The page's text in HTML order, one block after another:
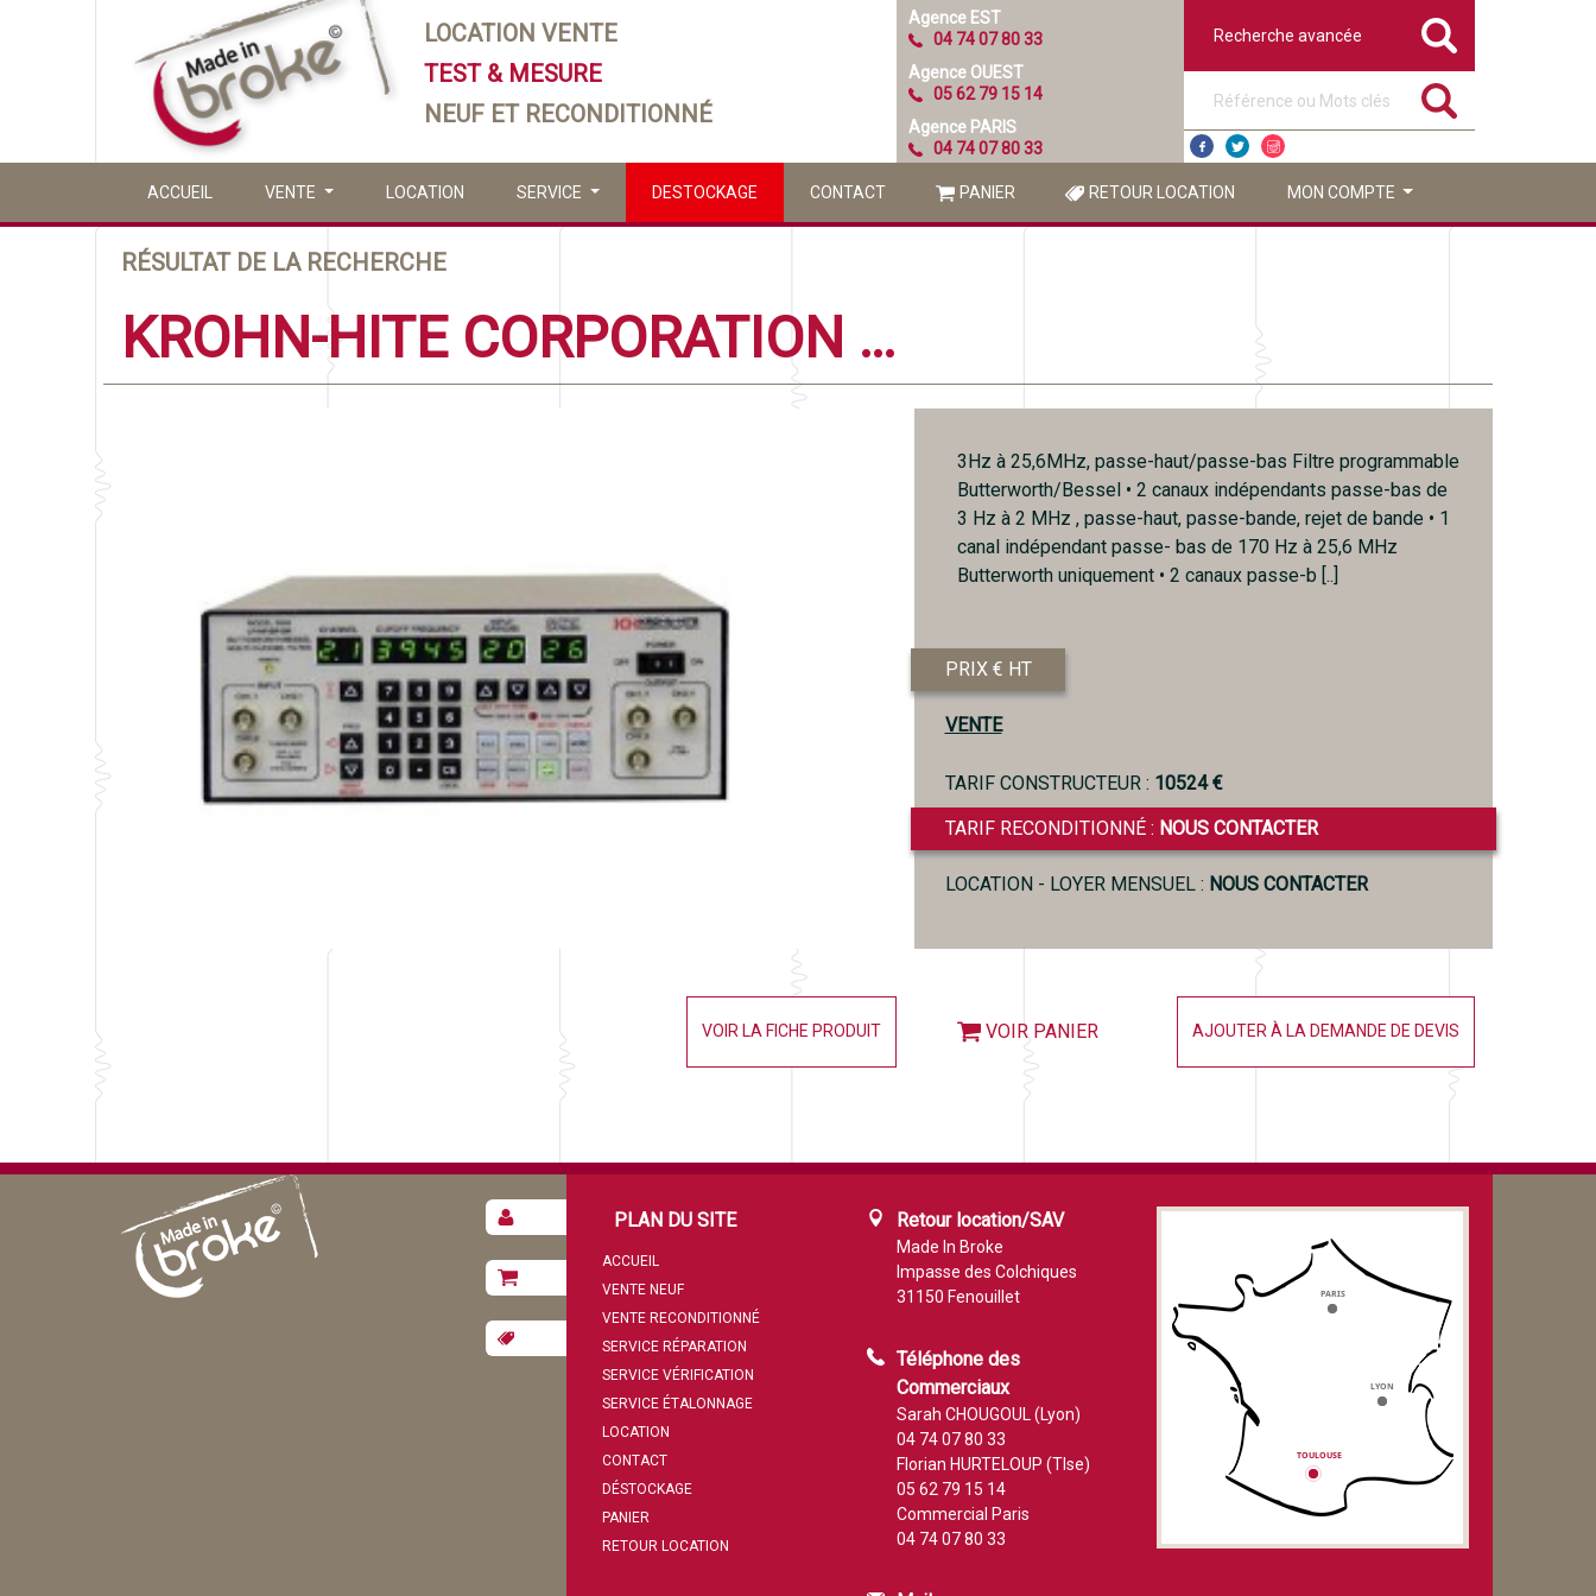
LOCATION VENTE
TEST & MESURE
NEUF ET RECONDITIONNÉ
Agence EST
04 74 07 80 33
Agence OUEST
05 62 79 15 14
Agence PARIS
04 74 07 80 33
Recherche avancée
ACCUEIL VENTE LOCATION SERVICE DESTOCKAGE CONTACT PANIER RETOUR LOCATION MON COMPTE
RÉSULTAT DE LA RECHERCHE
KROHN-HITE CORPORATION 3945
3Hz à 25,6MHz, passe-haut/passe-bas Filtre programmable
Butterworth/Bessel • 2 canaux indépendants passe-bas de
3 Hz à 2 MHz , passe-haut, passe-bande, rejet de bande • 1
canal indépendant passe- bas de 170 Hz à 25,6 MHz
Butterworth uniquement • 2 canaux passe-b [..]
PRIX € HT
VENTE
TARIF CONSTRUCTEUR : 10524 €
TARIF RECONDITIONNÉ : NOUS CONTACTER
LOCATION - LOYER MENSUEL : NOUS CONTACTER
VOIR LA FICHE PRODUIT VOIR PANIER AJOUTER À LA DEMANDE DE DEVIS
PLAN DU SITE
ACCUEIL
VENTE NEUF
VENTE RECONDITIONNÉ
SERVICE RÉPARATION
SERVICE VÉRIFICATION
SERVICE ÉTALONNAGE
LOCATION
CONTACT
DÉSTOCKAGE
PANIER
RETOUR LOCATION
Retour location/SAV
Made In Broke
Impasse des Colchiques
31150 Fenouillet
Téléphone des
Commerciaux
Sarah CHOUGOUL (Lyon)
04 74 07 80 33
Florian HURTELOUP (Tlse)
05 62 79 15 14
Commercial Paris
04 74 07 80 33